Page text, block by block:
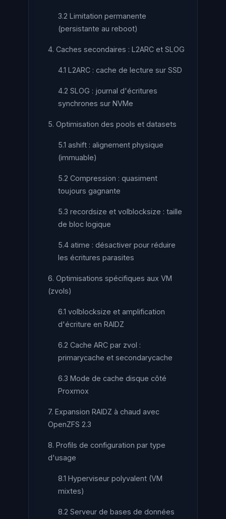
3.2 Limitation permanente
(persistante au reboot)
4. Caches secondaires : L2ARC et SLOG
4.1 L2ARC : cache de lecture sur SSD
4.2 SLOG : journal d'écritures
synchrones sur NVMe
5. Optimisation des pools et datasets
5.1 ashift : alignement physique
(immuable)
5.2 Compression : quasiment
toujours gagnante
5.3 recordsize et volblocksize : taille
de bloc logique
5.4 atime : désactiver pour réduire
les écritures parasites
6. Optimisations spécifiques aux VM
(zvols)
6.1 volblocksize et amplification
d'écriture en RAIDZ
6.2 Cache ARC par zvol :
primarycache et secondarycache
6.3 Mode de cache disque côté
Proxmox
7. Expansion RAIDZ à chaud avec
OpenZFS 2.3
8. Profils de configuration par type
d'usage
8.1 Hyperviseur polyvalent (VM
mixtes)
8.2 Serveur de bases de données